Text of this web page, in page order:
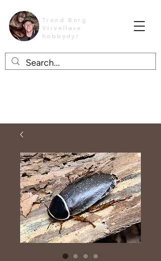
Trond Borg
Virvelløse
hobbydyr